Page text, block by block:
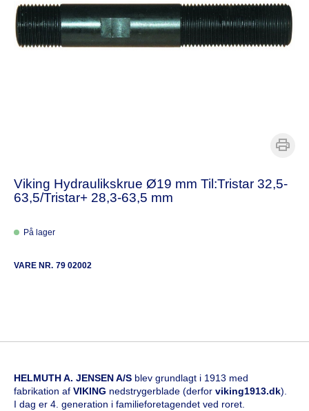
Viking Hydraulikskrue Ø19 mm Til:Tristar 32,5-
63,5/Tristar+ 28,3-63,5 mm
På lager
VARE NR. 79 02002
HELMUTH A. JENSEN A/S blev grundlagt i 1913 med
fabrikation af VIKING nedstrygerblade (derfor viking1913.dk).
I dag er 4. generation i familieforetagendet ved roret.